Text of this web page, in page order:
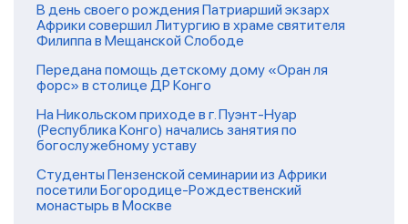
В день своего рождения Патриарший экзарх
Африки совершил Литургию в храме святителя
Филиппа в Мещанской Слободе
Передана помощь детскому дому «Оран ля
форс» в столице ДР Конго
На Никольском приходе в г. Пуэнт-Нуар
(Республика Конго) начались занятия по
богослужебному уставу
Студенты Пензенской семинарии из Африки
посетили Богородице-Рождественский
монастырь в Москве